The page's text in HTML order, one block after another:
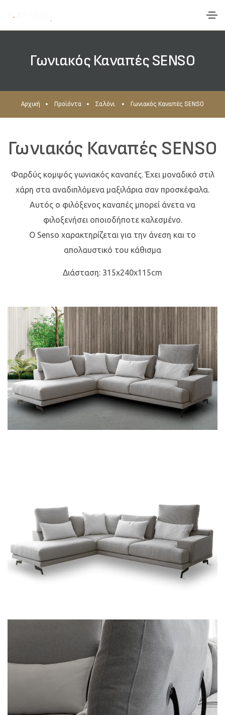
Γωνιακός Καναπές SENSO
Αρχική Προϊόντα Σαλόνι Γωνιακός Καναπές SENSO
Γωνιακός Καναπές SENSO
Φαρδύς κομψός γωνιακός καναπές. Έχει μοναδικό στιλ
χάρη στα αναδιπλόμενα μαξιλάρια σαν προσκέφαλα.
Αυτός ο φιλόξενος καναπές μπορεί άνετα να
φιλοξενήσει οποιοδήποτε καλεσμένο.
Ο Senso χαρακτηρίζεται για την άνεση και το
απολαυστικό του κάθισμα
Διάσταση: 315x240x115cm